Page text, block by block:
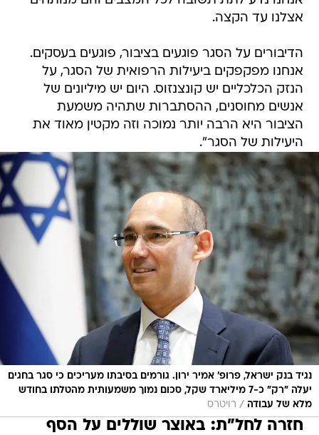
הדיבורים על הסגר פוגעים בציבור, פוגעים בעסקים.
הנזק הכלכליים יש קונצנזוס. היום יש מיליונים של
אנשים מחוסנים, ההסתברות שתהיה משמעת
הציבור היא הרבה יותר נמוכה וזה מקטין מאוד את
היעילות של הסגר".
נגיד בנק ישראל, פרופ' אמיר ירון. גורמים בסיבתו מעריכים כי סגר בחגים
יעלה "רק" כ-7 מיליארד שקל, סכום נמוך משמעותית מהטלתו בחודש
/
חזרה לחל"ת: באוצר שוללים על הסף
בשונה מעמדת משרד האוצר, בבנק ישראל אומרים